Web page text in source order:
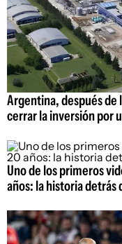
Argentina, después de
cerrar la inversión por
Uno de los primeros
años: la historia detrás